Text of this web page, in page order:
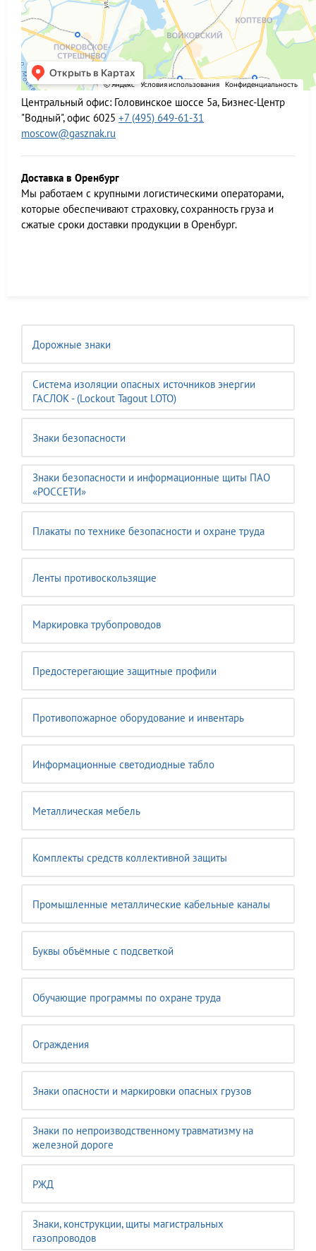
Дорожные знаки
Система изоляции опасных источников энергии
ГАСЛОК - (Lockout Tagout LOTO)
Знаки безопасности
Знаки безопасности и информационные щиты ПАО
«РОССЕТИ»
Плакаты по технике безопасности и охране труда
Ленты противоскользящие
Маркировка трубопроводов
Предостерегающие защитные профили
Противопожарное оборудование и инвентарь
Информационные светодиодные табло
Металлическая мебель
Комплекты средств коллективной защиты
Промышленные металлические кабельные каналы
Буквы объёмные с подсветкой
Обучающие программы по охране труда
Ограждения
Знаки опасности и маркировки опасных грузов
Знаки по непроизводственному травматизму на
железной дороге
РЖД
Знаки, конструкции, щиты магистральных
газопроводов
Центральный офис: Головинское шоссе 5а, Бизнес-Центр
"Водный", офис 6025 +7 (495) 649-61-31
moscow@gasznak.ru
Доставка в Оренбург
Мы работаем c крупными логистическими операторами,
которые обеспечивают страховку, сохранность груза и
сжатые сроки доставки продукции в Оренбург.